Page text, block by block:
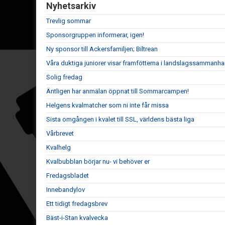
Nyhetsarkiv
Trevlig sommar
Sponsorgruppen informerar, igen!
Ny sponsor till Ackersfamiljen; Biltrean
Våra duktiga juniorer visar framfötterna i
Solig fredag
Äntligen har anmälan öppnat till Sommarcampen!
Helgens kvalmatcher som ni inte får missa
Sista omgången i kvalet till SSL, världens bästa liga
Vårbrevet
Kvalhelg
Kvalbubblan börjar nu- vi behöver er
Fredagsbladet
Innebandylov
Ett tidigt fredagsbrev
Bäst-i-Stan kvalvecka